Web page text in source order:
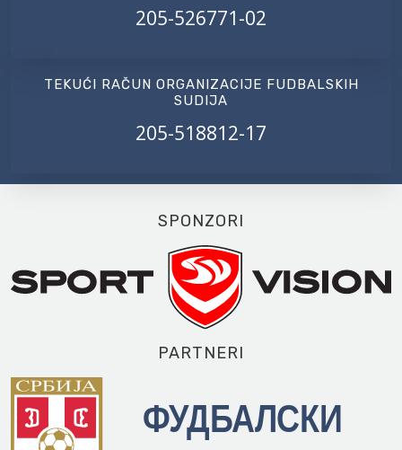
205-526771-02
TEKUĆI RAČUN ORGANIZACIJE FUDBALSKIH
SUDIJA
205-518812-17
SPONZORI
PARTNERI